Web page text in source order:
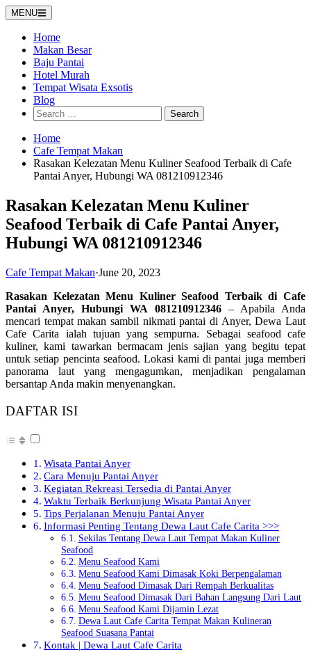
Skip
to
content
MENU
Home
Makan Besar
Baju Pantai
Hotel Murah
Tempat Wisata Exsotis
Blog
Search
for:
Home
Cafe Tempat Makan
Rasakan Kelezatan Menu Kuliner Seafood Terbaik di Cafe
Pantai Anyer, Hubungi WA 081210912346
Rasakan Kelezatan Menu Kuliner
Seafood Terbaik di Cafe Pantai Anyer,
Hubungi WA 081210912346
Cafe Tempat Makan·June 20, 2023
Rasakan Kelezatan Menu Kuliner Seafood Terbaik di Cafe
Pantai Anyer, Hubungi WA 081210912346– Apabila Anda
mencari tempat makan sambil nikmati pantai di Anyer, Dewa Laut
Cafe Carita ialah tujuan yang sempurna. Sebagai seafood cafe
kuliner, kami tawarkan bermacam jenis sajian yang begitu tepat
untuk setiap pencinta seafood. Lokasi kami di pantai juga memberi
panorama laut yang mengagumkan, menjadikan pengalaman
bersantap Anda makin menyenangkan.
DAFTAR ISI
Wisata Pantai Anyer
Cara Menuju Pantai Anyer
Kegiatan Rekreasi Tersedia di Pantai Anyer
Waktu Terbaik Berkunjung Wisata Pantai Anyer
Tips Perjalanan Menuju Pantai Anyer
Informasi Penting Tentang Dewa Laut Cafe Carita >>>
Sekilas Tentang Dewa Laut Tempat Makan Kuliner
Seafood
Menu Seafood Kami
Menu Seafood Kami Dimasak Koki Berpengalaman
Menu Seafood Dimasak Dari Rempah Berkualitas
Menu Seafood Dimasak Dari Bahan Langsung Dari Laut
Menu Seafood Kami Dijamin Lezat
Dewa Laut Cafe Carita Tempat Makan Kulineran
Seafood Suasana Pantai
Kontak | Dewa Laut Cafe Carita